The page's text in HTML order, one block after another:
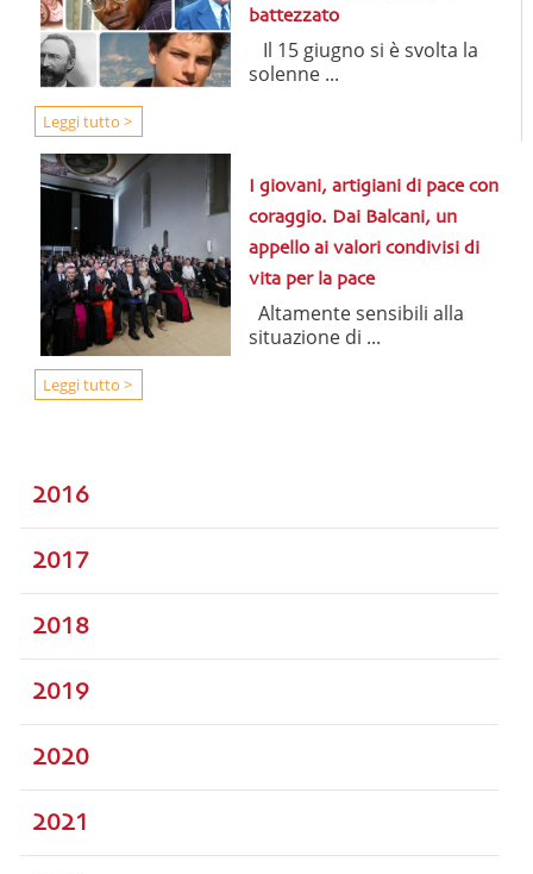
battezzato
Il 15 giugno si è svolta la
solenne ...
Leggi tutto >
I giovani, artigiani di pace con
coraggio. Dai Balcani, un
appello ai valori condivisi di
vita per la pace
Altamente sensibili alla
situazione di ...
Leggi tutto >
2016
2017
2018
2019
2020
2021